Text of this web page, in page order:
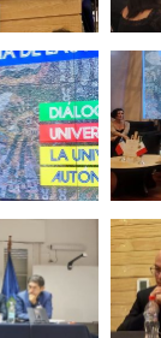
Zoom
Zoom